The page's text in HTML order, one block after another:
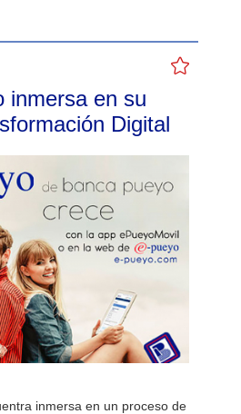
inmersa en su
Digital
inmersa en un proceso de